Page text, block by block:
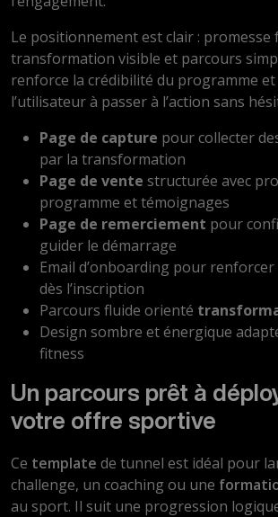
Le positionnement est clair : promesse
transformation visible et parcours
renforce la crédibilité du programme
l’utilisateur à passer à l’action sans
Page de capture pour collecter
par la transformation
Page de vente structurée avec
programme et témoignages
Page de remerciement pour
guider le démarrage
Email d’onboarding pour renforcer
dès l’inscription
Parcours fluide orienté
Design sombre et énergique
fitness
Un parcours prêt à
votre offre sportive
Ce template de tunnel est idéal pour
challenge, un coaching ou une
au sport. Il suit une progression